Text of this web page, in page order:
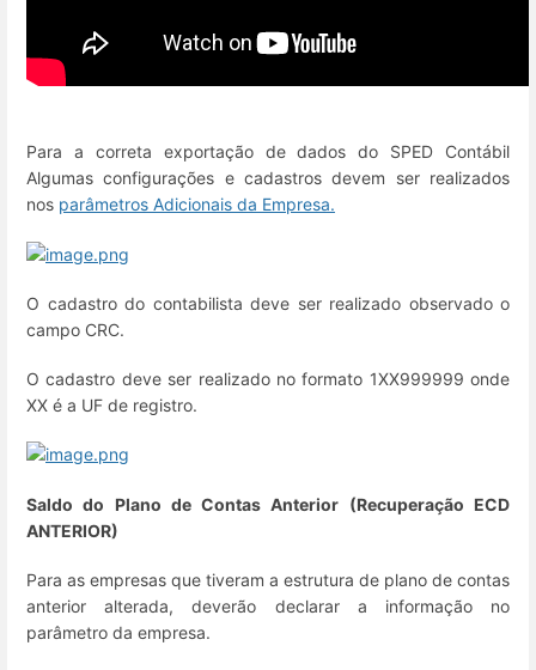
Para a correta exportação de dados do SPED Contábil
Algumas configurações e cadastros devem ser realizados
nos parâmetros Adicionais da Empresa.
O cadastro do contabilista deve ser realizado observado o
campo CRC.
O cadastro deve ser realizado no formato 1XX999999 onde
XX é a UF de registro.
Saldo do Plano de Contas Anterior (Recuperação ECD
ANTERIOR)
Para as empresas que tiveram a estrutura de plano de contas
anterior alterada, deverão declarar a informação no
parâmetro da empresa.